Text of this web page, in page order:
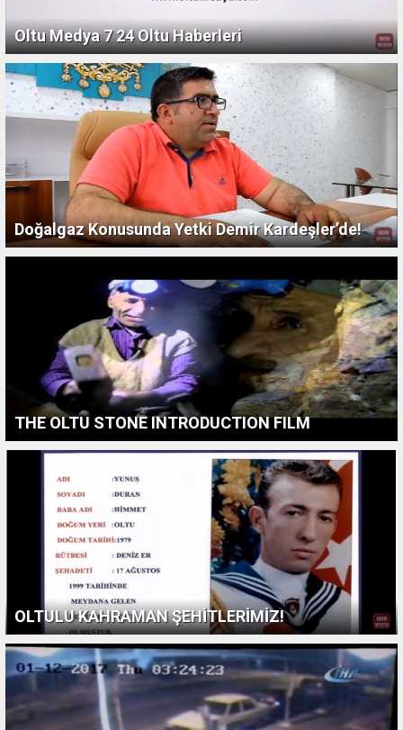
Oltu Medya 7 24 Oltu Haberleri
Doğalgaz Konusunda Yetki Demir Kardeşler’de!
THE OLTU STONE INTRODUCTION FILM
OLTULU KAHRAMAN ŞEHİTLERİMİZ!